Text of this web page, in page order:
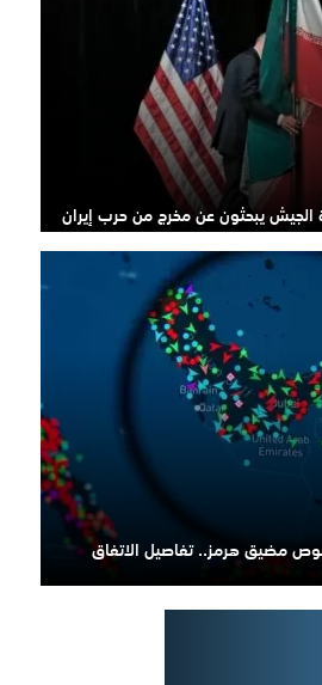
الجيش يبحثون عن مخرج من حرب إيران
مضيق هرمز.. تفاصيل الاتفاق